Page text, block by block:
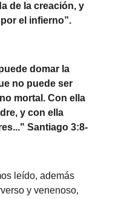
de la creación, y
el infierno”.
domar la
no puede ser
mortal. Con ella
y con ella
Santiago 3:8-
leído, además
y venenoso,